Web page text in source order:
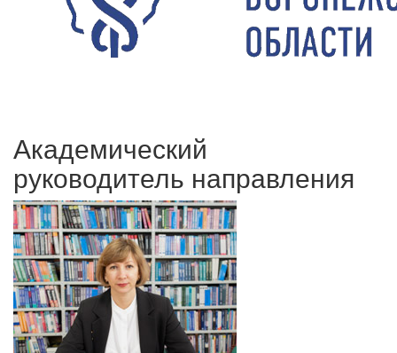
Академический
руководитель направления